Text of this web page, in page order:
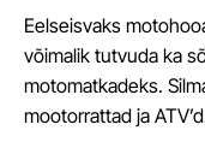
Eelseisvaks
võimalik tutvuda ka
motomatkadeks.
mootorrattad ja